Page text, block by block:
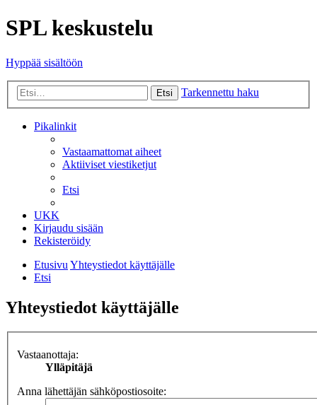
SPL keskustelu
Hyppää sisältöön
Etsi Tarkennettu haku
Pikalinkit
Vastaamattomat aiheet
Aktiiviset viestiketjut
Etsi
UKK
Kirjaudu sisään
Rekisteröidy
EtusivuYhteystiedot käyttäjälle
Etsi
Yhteystiedot käyttäjälle
Vastaanottaja:
Ylläpitäjä
Anna lähettäjän sähköpostiosoite: